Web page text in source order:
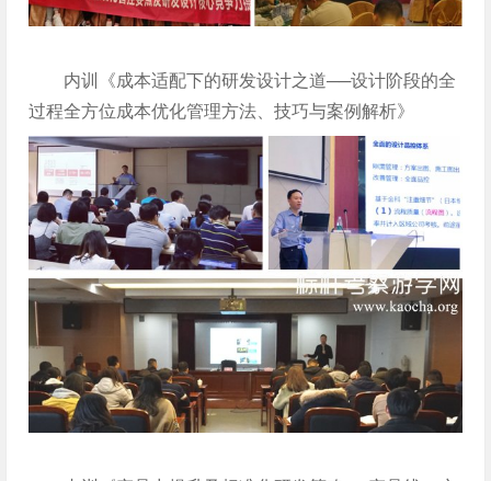
内训《成本适配下的研发设计之道──设计阶段的全
过程全方位成本优化管理方法、技巧与案例解析》